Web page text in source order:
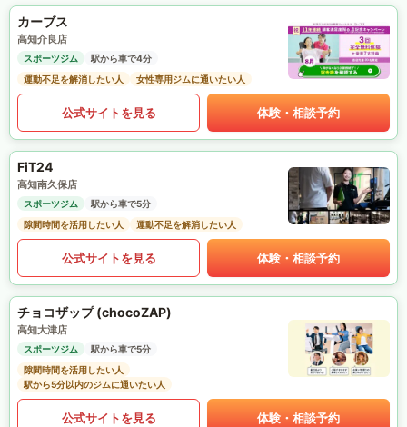
カーブス
高知介良店
スポーツジム
駅から車で4分
運動不足を解消したい人
女性専用ジムに通いたい人
公式サイトを見る 体験・相談予約
FiT24
高知南久保店
スポーツジム
駅から車で5分
隙間時間を活用したい人
運動不足を解消したい人
公式サイトを見る 体験・相談予約
チョコザップ (chocoZAP)
高知大津店
スポーツジム
駅から車で5分
隙間時間を活用したい人
駅から5分以内のジムに通いたい人
公式サイトを見る 体験・相談予約